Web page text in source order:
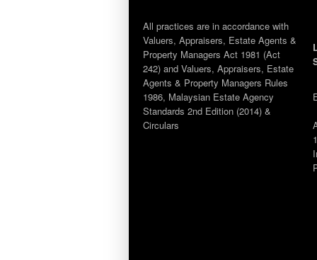
All practices are in accordance with
Valuers, Appraisers, Estate Agents &
Property Managers Act 1981 (Act
242) and Valuers, Appraisers, Estate
Agents & Property Managers Rules
1986, Malaysian Estate Agency
Standards 2nd Edition (2014) &
Circulars